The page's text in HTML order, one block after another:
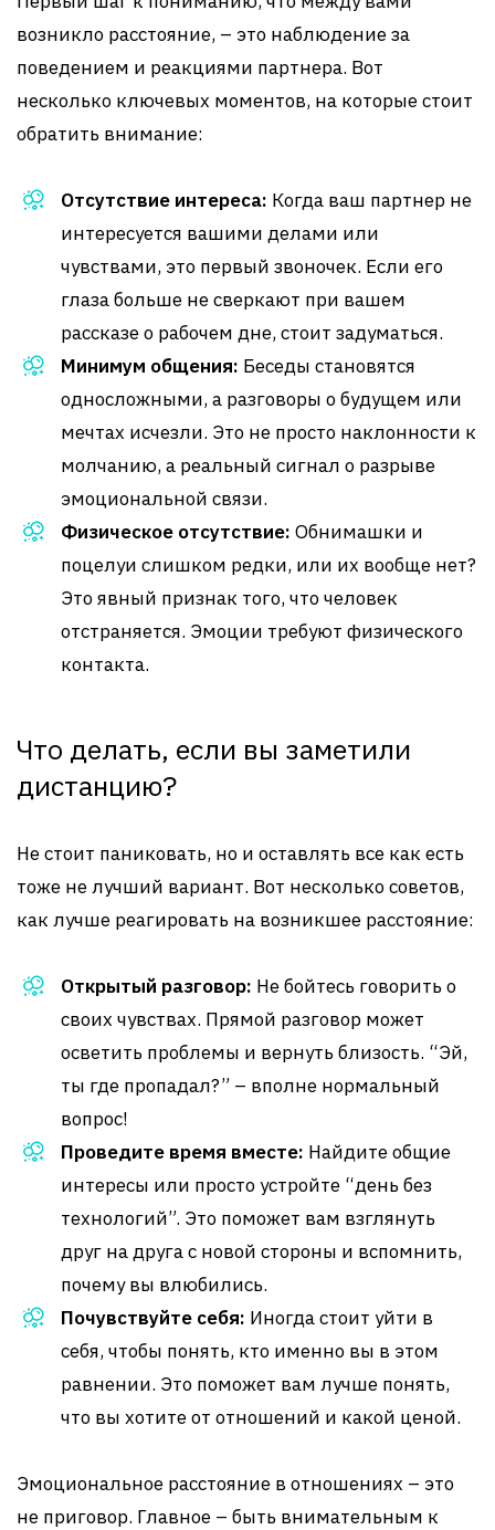
возникло расстояние, – это наблюдение за
поведением и реакциями партнера. Вот
несколько ключевых моментов, на которые стоит
обратить внимание:
Отсутствие интереса: Когда ваш партнер не
интересуется вашими делами или
чувствами, это первый звоночек. Если его
глаза больше не сверкают при вашем
рассказе о рабочем дне, стоит задуматься.
Минимум общения: Беседы становятся
односложными, а разговоры о будущем или
мечтах исчезли. Это не просто наклонности к
молчанию, а реальный сигнал о разрыве
эмоциональной связи.
Физическое отсутствие: Обнимашки и
поцелуи слишком редки, или их вообще нет?
Это явный признак того, что человек
отстраняется. Эмоции требуют физического
контакта.
Что делать, если вы заметили
дистанцию?
Не стоит паниковать, но и оставлять все как есть
тоже не лучший вариант. Вот несколько советов,
как лучше реагировать на возникшее расстояние:
Открытый разговор: Не бойтесь говорить о
своих чувствах. Прямой разговор может
осветить проблемы и вернуть близость. “Эй,
ты где пропадал?” – вполне нормальный
вопрос!
Проведите время вместе: Найдите общие
интересы или просто устройте “день без
технологий”. Это поможет вам взглянуть
друг на друга с новой стороны и вспомнить,
почему вы влюбились.
Почувствуйте себя: Иногда стоит уйти в
себя, чтобы понять, кто именно вы в этом
равнении. Это поможет вам лучше понять,
что вы хотите от отношений и какой ценой.
Эмоциональное расстояние в отношениях – это
не приговор. Главное – быть внимательным к